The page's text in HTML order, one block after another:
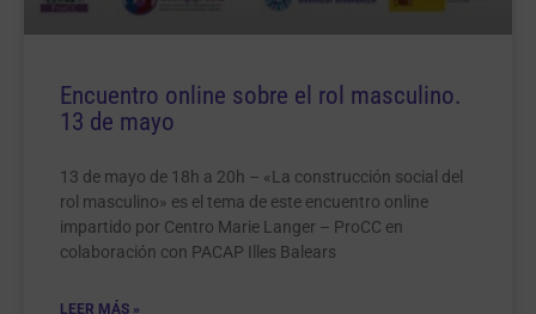
Encuentro online sobre el rol masculino.
13 de mayo
13 de mayo de 18h a 20h – «La construcción social del
rol masculino» es el tema de este encuentro online
impartido por Centro Marie Langer – ProCC en
colaboración con PACAP Illes Balears
LEER MÁS »